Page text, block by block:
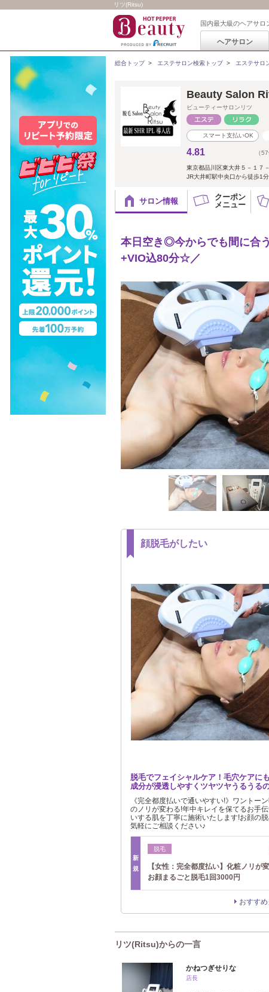
リツ(Ritsu)
国内最大級のヘアサロ
ヘアサロン
総合トップ> エステサロン検索トップ> エステサロ
Beauty Salon
ビューティーサロンリツ
スマート支払いOK
4.81 （57
東京都品川区東大井５－１７
JR大井町駅中央口から徒歩1
サロン情報
クーポン
メニュー
本日空き◎今からでも間に合
+VIO込80分☆／
顔脱毛がしたい
脱毛でフェイシャルケア！毛穴ケアに
成分が浸透しやすくツヤツヤうるうる
《完全都度払いで通いやすい!》ワントー
のノリが変わる!年中キレイを保てるお手
いする肌を丁寧に施術いたします!お顔の
気軽にご相談ください♪
新
規
脱毛
【女性：完全都度払い】化粧ノリが
お顔まるごと脱毛1回3000円
おすす
リツ(Ritsu)からの一言
かねつぎせりな
店長